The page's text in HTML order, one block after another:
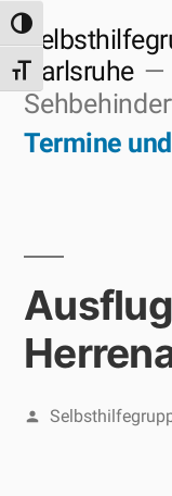
Zum
Inhalt
springen
Umschalten auf hohe
Schrift vergrößern
Karlsruhe
Termine
Veröffentlicht